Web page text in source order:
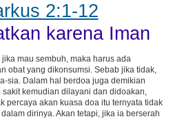
2:1-12
karena Iman
mau sembuh, maka harus ada
obat yang dikonsumsi. Sebab jika tidak,
sia. Dalam hal berdoa juga demikian
kemudian dilayani dan didoakan,
percaya akan kuasa doa itu ternyata tidak
dirinya. Akan tetapi, jika ia berserah